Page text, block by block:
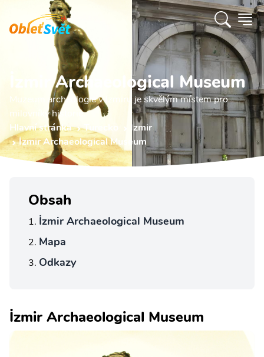
İzmir Archaeological Museum
Muzeum archeologie v Izmiru je skvělým místem pro
milovníky historie.
Hlavní stránka
Turecko
Izmir
İzmir Archaeological Museum
Obsah
İzmir Archaeological Museum
Mapa
Odkazy
İzmir Archaeological Museum